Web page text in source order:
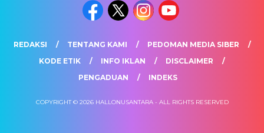
REDAKSI TENTANG KAMI
PEDOMAN MEDIA SIBER
KODE ETIK
INFO IKLAN
DISCLAIMER
PENGADUAN
INDEKS
COPYRIGHT © 2026 HALLONUSANTARA - ALL RIGHTS RESERVED